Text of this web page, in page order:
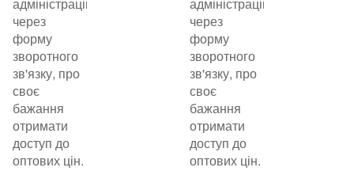
адміністрацію
через
форму
зворотного
зв'язку, про
своє
бажання
отримати
доступ до
оптових цін.
адміністрацію
через
форму
зворотного
зв'язку, про
своє
бажання
отримати
доступ до
оптових цін.